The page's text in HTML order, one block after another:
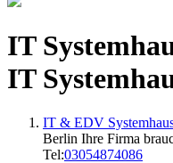
IT
IT
IT & EDV
Berlin Ihre Firma
Tel:03054874086